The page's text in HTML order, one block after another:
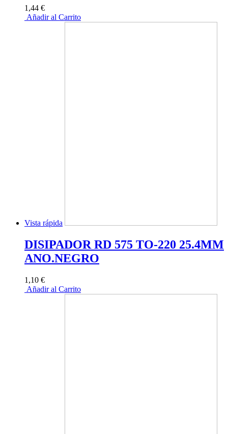
1,44 €
Añadir al Carrito
Vista rápida
DISIPADOR RD 575 TO-220 25.4MM
ANO.NEGRO
1,10 €
Añadir al Carrito